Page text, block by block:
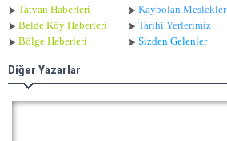
Tatvan Haberleri
Belde Köy Haberleri
Bölge Haberleri
Kaybolan Meslekler
Tarihi Yerlerimiz
Sizden Gelenler
Diğer Yazarlar